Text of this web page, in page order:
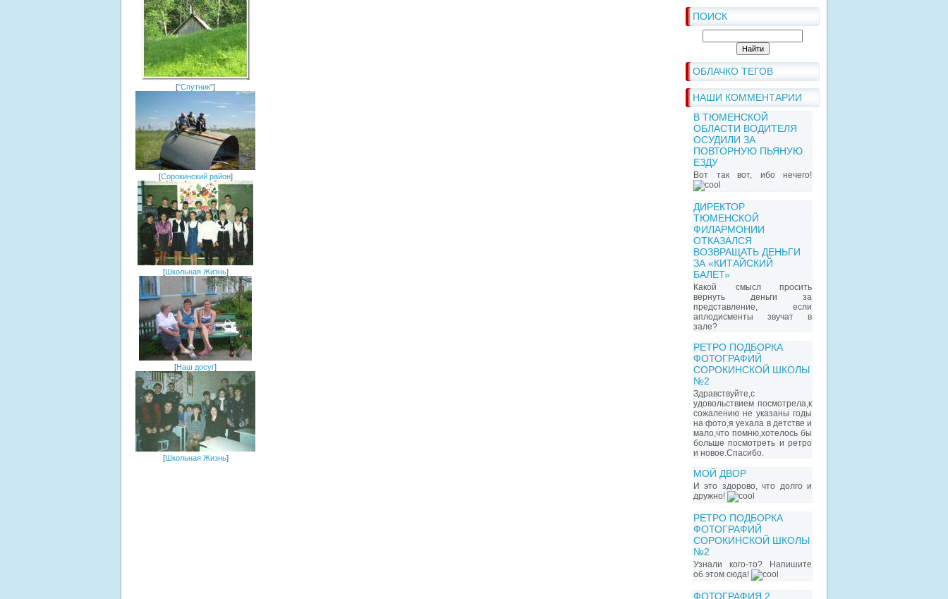
["Спутник"]
[Сорокинский район]
[Школьная Жизнь]
[Наш досуг]
[Школьная Жизнь]
ПОИСК
ОБЛАЧКО ТЕГОВ
НАШИ КОММЕНТАРИИ
В ТЮМЕНСКОЙ
ОБЛАСТИ ВОДИТЕЛЯ
ОСУДИЛИ ЗА
ПОВТОРНУЮ ПЬЯНУЮ
ЕЗДУ
Вот так вот, ибо нечего!
ДИРЕКТОР
ТЮМЕНСКОЙ
ФИЛАРМОНИИ
ОТКАЗАЛСЯ
ВОЗВРАЩАТЬ ДЕНЬГИ
ЗА «КИТАЙСКИЙ
БАЛЕТ»
Какой смысл просить
вернуть деньги за
представление, если
аплодисменты звучат в
зале?
РЕТРО ПОДБОРКА
ФОТОГРАФИЙ
СОРОКИНСКОЙ ШКОЛЫ
№2
Здравствуйте,с
удовольствием посмотрела,к
сожалению не указаны годы
на фото,я уехала в детстве и
мало,что помню,хотелось бы
больше посмотреть и ретро
и новое.Спасибо.
МОЙ ДВОР
И это здорово, что долго и
дружно!
РЕТРО ПОДБОРКА
ФОТОГРАФИЙ
СОРОКИНСКОЙ ШКОЛЫ
№2
Узнали кого-то? Напишите
об этом сюда!
ФОТОГРАФИЯ 2